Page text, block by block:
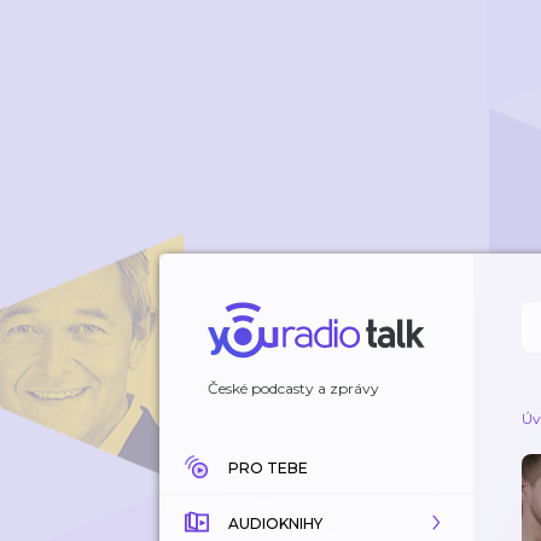
České podcasty a zprávy
PRO TEBE
AUDIOKNIHY